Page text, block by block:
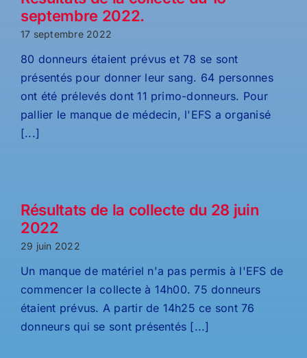
septembre 2022.
17 septembre 2022
80 donneurs étaient prévus et 78 se sont
présentés pour donner leur sang. 64 personnes
ont été prélevés dont 11 primo-donneurs. Pour
pallier le manque de médecin, l'EFS a organisé
[...]
Résultats de la collecte du 28 juin
2022
29 juin 2022
Un manque de matériel n'a pas permis à l'EFS de
commencer la collecte à 14h00. 75 donneurs
étaient prévus. A partir de 14h25 ce sont 76
donneurs qui se sont présentés [...]